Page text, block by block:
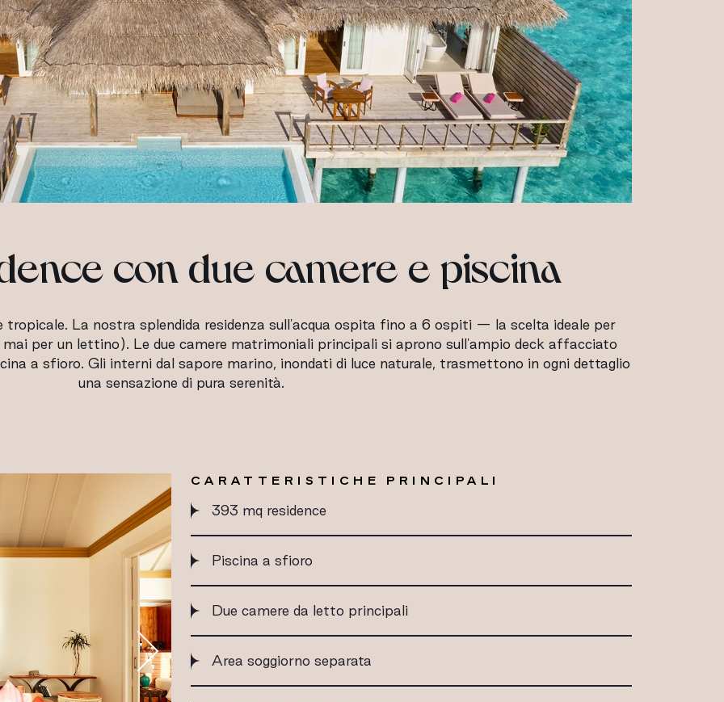
con due camere e piscina
La nostra splendida residenza sull'acqua ospita fino a 6 ospiti — la scelta ideale per
per un lettino). Le due camere matrimoniali principali si aprono sull'ampio deck affacciato
a sfioro. Gli interni dal sapore marino, inondati di luce naturale, trasmettono in ogni dettaglio
una sensazione di pura serenità.
CARATTERISTICHE PRINCIPALI
393 mq residence
Piscina a sfioro
Due camere da letto principali
Area soggiorno separata